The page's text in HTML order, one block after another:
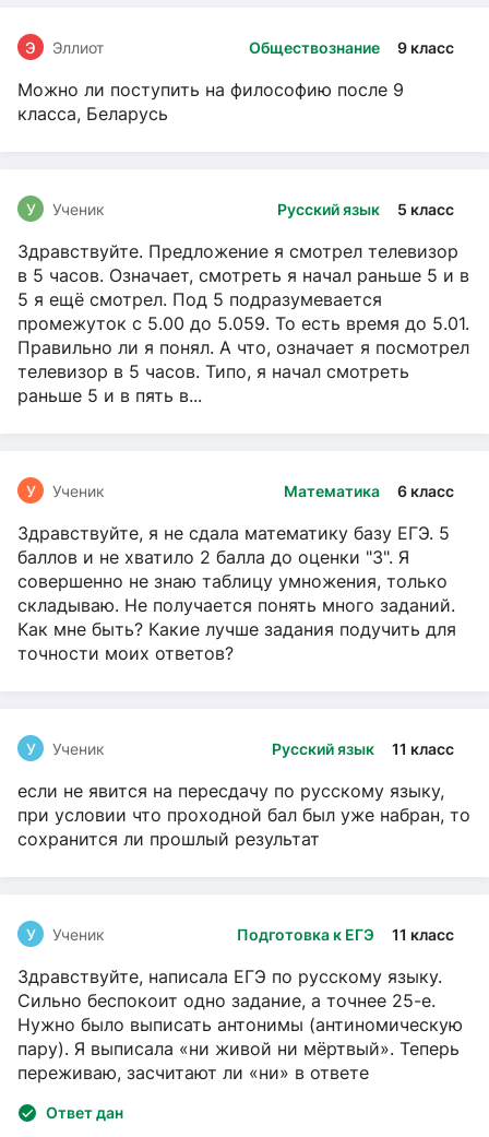
Обществознание 9 класс
Э Эллиот
Можно ли поступить на философию после 9
класса, Беларусь
Русский язык 5 класс
У Ученик
Здравствуйте. Предложение я смотрел телевизор
в 5 часов. Означает, смотреть я начал раньше 5 и в
5 я ещё смотрел. Под 5 подразумевается
промежуток с 5.00 до 5.059. То есть время до 5.01.
Правильно ли я понял. А что, означает я посмотрел
телевизор в 5 часов. Типо, я начал смотреть
раньше 5 и в пять в...
Математика 6 класс
У Ученик
Здравствуйте, я не сдала математику базу ЕГЭ. 5
баллов и не хватило 2 балла до оценки "3". Я
совершенно не знаю таблицу умножения, только
складываю. Не получается понять много заданий.
Как мне быть? Какие лучше задания подучить для
точности моих ответов?
Русский язык 11 класс
У Ученик
если не явится на пересдачу по русскому языку,
при условии что проходной бал был уже набран, то
сохранится ли прошлый результат
Подготовка к ЕГЭ 11 класс
У Ученик
Здравствуйте, написала ЕГЭ по русскому языку.
Сильно беспокоит одно задание, а точнее 25-е.
Нужно было выписать антонимы (антиномическую
пару). Я выписала «ни живой ни мёртвый». Теперь
переживаю, засчитают ли «ни» в ответе
Ответ дан